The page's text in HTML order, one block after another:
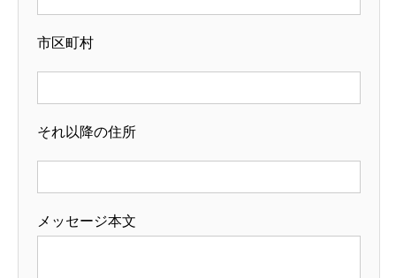
市区町村
それ以降の住所
メッセージ本文